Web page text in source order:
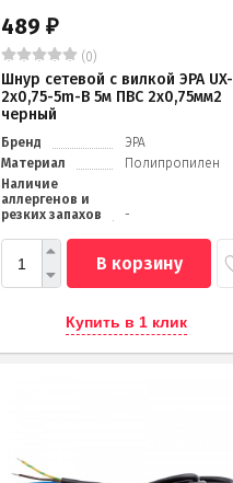
489 ₽
(0)
Шнур сетевой с вилкой ЭРА UX-
2x0,75-5m-B 5м ПВС 2x0,75мм2
черный
Бренд
ЭРА
Материал
Полипропилен
Наличие
аллергенов и
резких запахов
-
В корзину
Купить в 1 клик